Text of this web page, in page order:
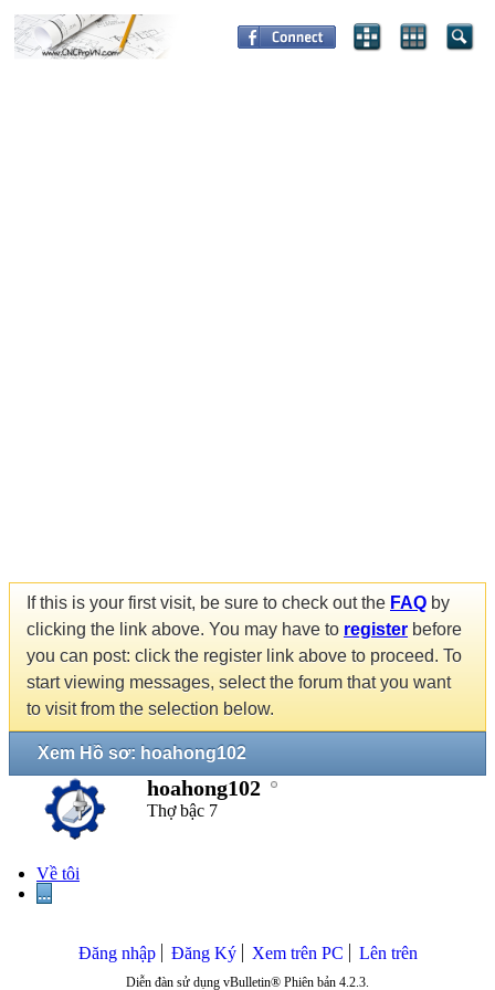
If this is your first visit, be sure to check out the FAQ by
clicking the link above. You may have to register before
you can post: click the register link above to proceed. To
start viewing messages, select the forum that you want
to visit from the selection below.
Xem Hồ sơ: hoahong102
hoahong102
Thợ bậc 7
Về tôi
...
Đăng nhập Đăng Ký Xem trên PC Lên trên
Diễn đàn sử dụng vBulletin® Phiên bản 4.2.3.